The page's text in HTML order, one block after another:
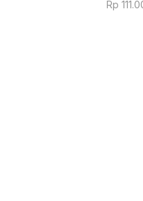
Rp